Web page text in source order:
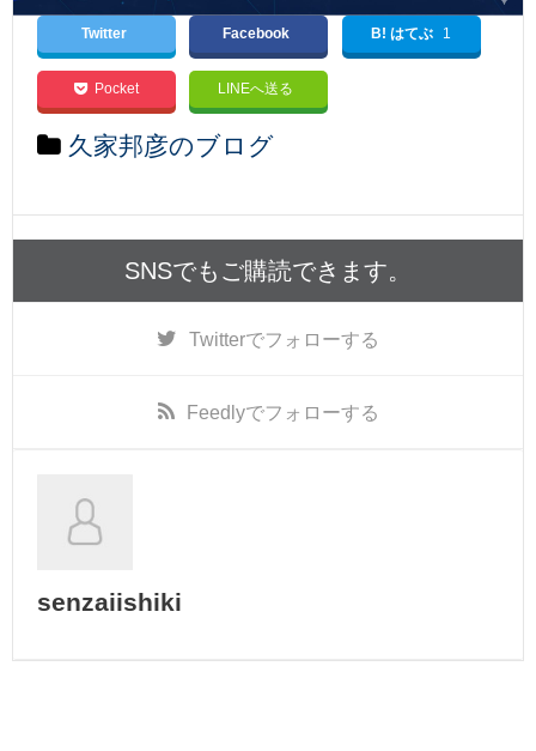
Twitter Facebook B! はてぶ 1
Pocket LINEへ送る
久家邦彦のブログ
SNSでもご購読できます。
Twitterでフォローする
Feedlyでフォローする
senzaiishiki